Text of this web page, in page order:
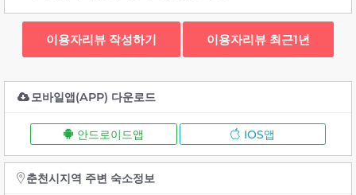
이용자리뷰 작성하기 이용자리뷰 최근1년
모바일앱(APP) 다운로드
안드로이드앱 IOS앱
춘천시지역 주변 숙소정보